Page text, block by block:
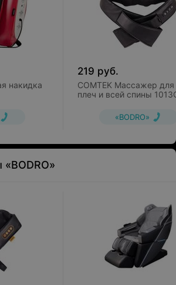
накидка
219 руб.
COMTEK Массажер
плеч и всей спины
«BODRO»